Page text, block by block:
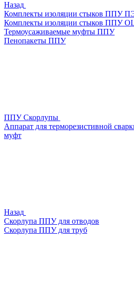
Назад
Комплекты изоляции стыков ППУ
Комплекты изоляции стыков ППУ
Термоусаживаемые муфты ППУ
Пенопакеты ППУ
ППУ Скорлупы
Аппарат для терморезистивной
муфт
Назад
Скорлупа ППУ для отводов
Скорлупа ППУ для труб